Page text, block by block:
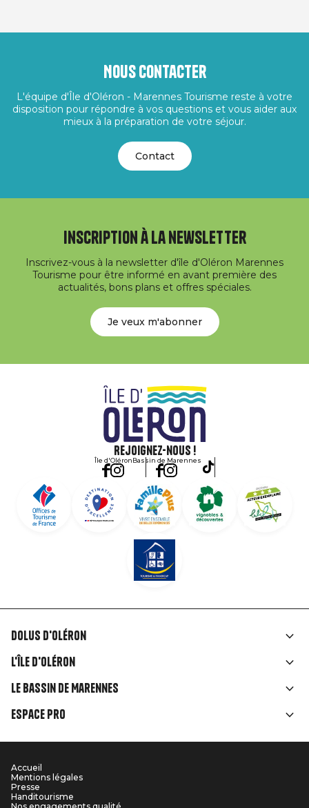
Nous contacter
L'équipe d'Île d'Oléron - Marennes Tourisme reste à votre
disposition pour répondre à vos questions et vous aider aux
mieux à la préparation de votre séjour.
Contact
Inscription à la newsletter
Inscrivez-vous à la newsletter d'île d'Oléron Marennes
Tourisme pour être informé en avant première des
actualités, bons plans et offres spéciales.
Je veux m'abonner
Rejoignez-nous !
Île d'OléronBassin de Marennes
Liens
rubriques
Dolus d'Oléron
L'île d'Oléron
Le Bassin de Marennes
Espace Pro
Menu
Pied
Accueil
Mentions légales
Presse
Handitourisme